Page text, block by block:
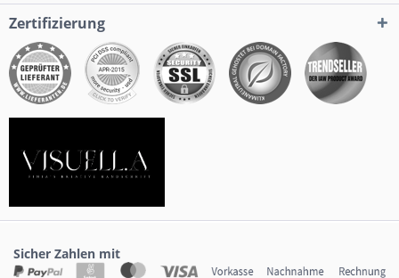
Zertifizierung
Sicher Zahlen mit